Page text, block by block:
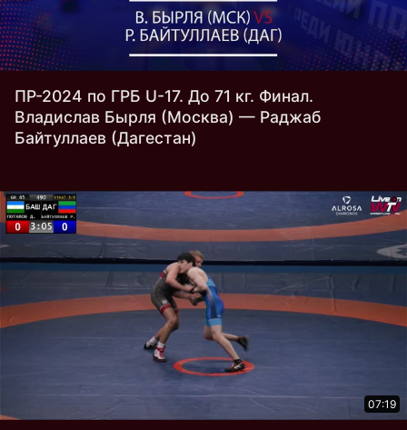
ПР-2024 по ГРБ U-17. До 71 кг. Финал.
Владислав Бырля (Москва) — Раджаб
Байтуллаев (Дагестан)
07:19